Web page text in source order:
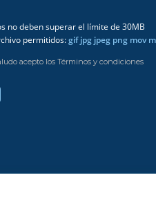
no deben superar el límite de 30MB
permitidos:gif jpg jpeg png mov
acepto los Términos y condiciones